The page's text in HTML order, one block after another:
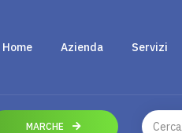
Home Azienda Servizi
MARCHE